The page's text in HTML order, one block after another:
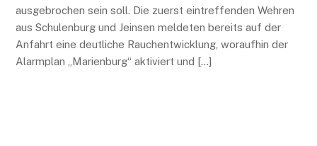
ausgebrochen sein soll. Die zuerst eintreffenden Wehren
aus Schulenburg und Jeinsen meldeten bereits auf der
Anfahrt eine deutliche Rauchentwicklung, woraufhin der
Alarmplan „Marienburg“ aktiviert und […]